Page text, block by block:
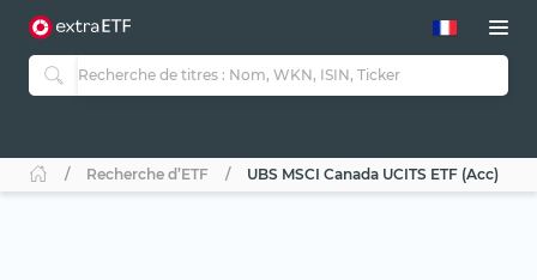
Recherche d’ETF UBS MSCI Canada UCITS ETF (Acc)